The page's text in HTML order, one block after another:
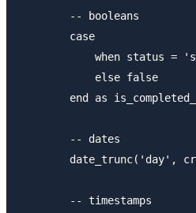
        -- booleans
        case
when status =
            else false
end as
        -- dates
date_trunc('day',
        -- timestamps